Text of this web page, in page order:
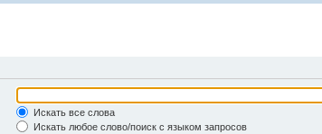
Искать все слова
Искать любое слово/поиск с языком запросов